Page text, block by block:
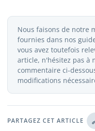
Nous faisons de notre
fournies dans nos
vous avez toutefois
article, n'hésitez pas à
commentaire ci-
modifications
PARTAGEZ CET ARTICLE